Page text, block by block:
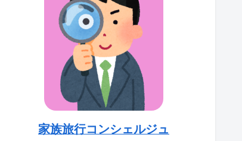
家族旅行コンシェルジュ